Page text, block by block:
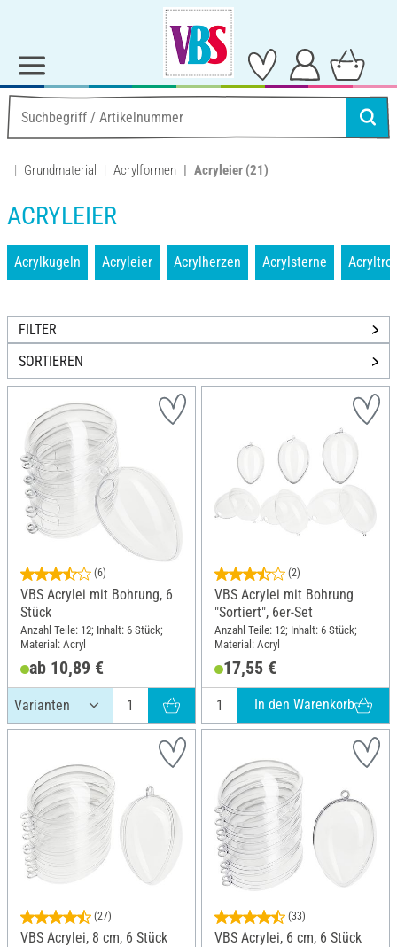
Grundmaterial Acrylformen Acryleier (21)
ACRYLEIER
Acrylkugeln Acryleier Acrylherzen Acrylsterne
FILTER
SORTIEREN
(6)
VBS Acrylei mit Bohrung, 6
Stück
Anzahl Teile: 12; Inhalt: 6 Stück;
Material: Acryl
ab 10,89 €
(2)
VBS Acrylei mit Bohrung
"Sortiert", 6er-Set
Anzahl Teile: 12; Inhalt: 6 Stück;
Material: Acryl
17,55 €
In den Warenkorb
(27)
VBS Acrylei, 8 cm, 6 Stück
(33)
VBS Acrylei, 6 cm, 6 Stück